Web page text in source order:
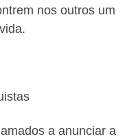
nos outros um
a anunciar a